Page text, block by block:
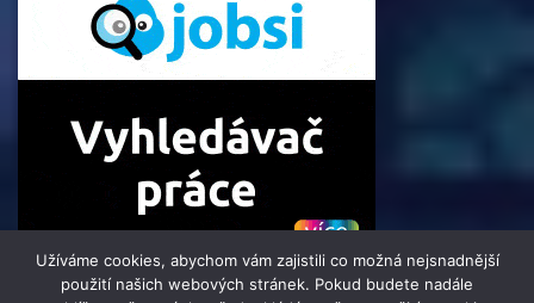
Užíváme cookies, abychom vám zajistili co možná nejsnadnější
použití našich webových stránek. Pokud budete nadále